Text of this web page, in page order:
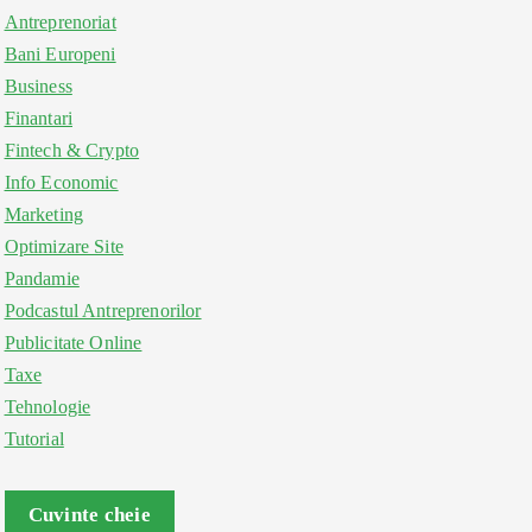
Antreprenoriat
Bani Europeni
Business
Finantari
Fintech & Crypto
Info Economic
Marketing
Optimizare Site
Pandamie
Podcastul Antreprenorilor
Publicitate Online
Taxe
Tehnologie
Tutorial
Cuvinte cheie